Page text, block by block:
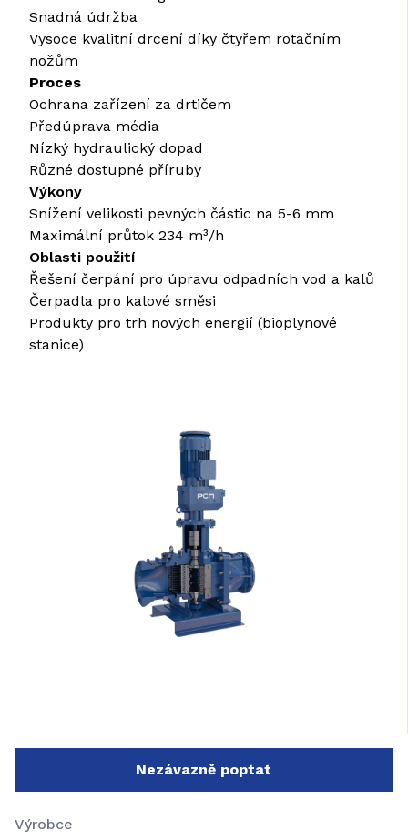
Snadná údržba
Vysoce kvalitní drcení díky čtyřem rotačním
nožům
Proces
Ochrana zařízení za drtičem
Předúprava média
Nízký hydraulický dopad
Různé dostupné příruby
Výkony
Snížení velikosti pevných částic na 5-6 mm
Maximální průtok 234 m³/h
Oblasti použití
Řešení čerpání pro úpravu odpadních vod a kalů
Čerpadla pro kalové směsi
Produkty pro trh nových energií (bioplynové
stanice)
Nezávazně poptat
Výrobce